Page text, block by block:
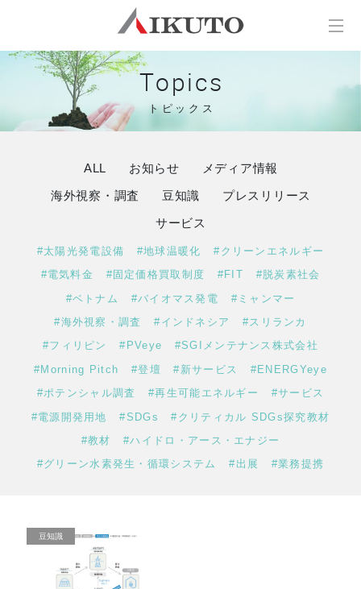
Topics
トピックス
ALL お知らせ
メディア情報
海外視察・調査
豆知識
プレスリリース
サービス
#太陽光発電設備 #地球温暖化
#クリーンエネルギー
#電気料金
#固定価格買取制度 #FIT
#脱炭素社会
#ベトナム
#バイオマス発電
#ミャンマー
#海外視察・調査
#インドネシア
#スリランカ
#フィリピン
#PVeye
#SGIメンテナンス株式会社
#Morning Pitch
#登壇 #新サービス
#ENERGYeye
#ポテンシャル調査
#再生可能エネルギー
#サービス
#電源開発用地
#SDGs
#クリティカル SDGs探究教材
#教材
#ハイドロ・アース・エナジー
#グリーン水素発生・循環システム
#出展 #業務提携
豆知識